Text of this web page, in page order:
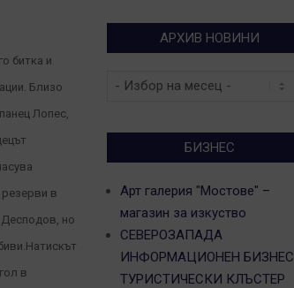
битка и
Близо
Лопес,
в
но
в
АРХИВ НОВИНИ
Архив
БИЗНЕС
Арт галерия "Мостове" –
магазин за изкуство
СЕВЕРОЗАПАДА
ИНФОРМАЦИОНЕН БИЗНЕС
ТУРИСТИЧЕСКИ КЛЪСТЕР